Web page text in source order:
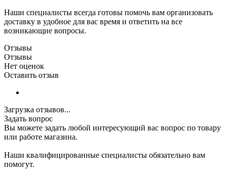
Наши специалисты всегда готовы помочь вам организовать
доставку в удобное для вас время и ответить на все
возникающие вопросы.
Отзывы
Отзывы
Нет оценок
Оставить отзыв
Загрузка отзывов...
Задать вопрос
Вы можете задать любой интересующий вас вопрос по товару
или работе магазина.
Наши квалифицированные специалисты обязательно вам
помогут.